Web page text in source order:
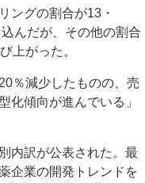
ングの割合が13・
んだが、その他の割合
上がった。
％減少したものの、売
化傾向が進んでいる」
内訳が公表された。最
企業の開発トレンドを